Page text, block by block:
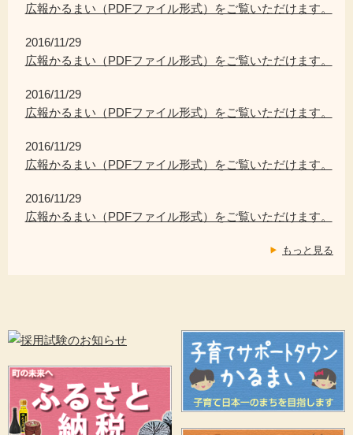
広報かるまい（PDFファイル形式）をご覧いただけます。
2016/11/29
広報かるまい（PDFファイル形式）をご覧いただけます。
2016/11/29
広報かるまい（PDFファイル形式）をご覧いただけます。
2016/11/29
広報かるまい（PDFファイル形式）をご覧いただけます。
2016/11/29
広報かるまい（PDFファイル形式）をご覧いただけます。
もっと見る